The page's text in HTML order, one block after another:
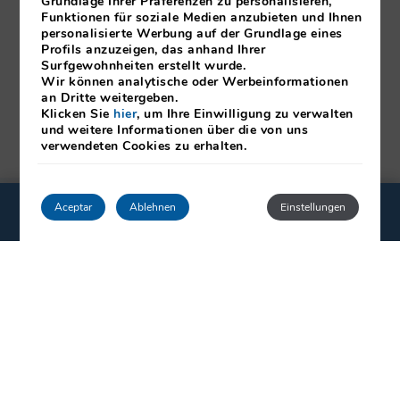
Sede central:Arte 14, 28033 Madrid Madrid
Funktionen für soziale Medien anzubieten und Ihnen
personalisierte Werbung auf der Grundlage eines
Profils anzuzeigen, das anhand Ihrer
Surfgewohnheiten erstellt wurde.
Wir können analytische oder Werbeinformationen
an Dritte weitergeben.
Klicken Siehier, um Ihre Einwilligung zu verwalten
und weitere Informationen über die von uns
verwendeten Cookies zu erhalten.
Aceptar Einstellungen
Ablehnen